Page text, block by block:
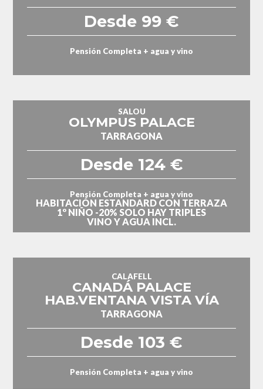
Desde 99 €
Pensión Completa + agua y vino
SALOU
OLYMPUS PALACE
TARRAGONA
Desde 124 €
Pensión Completa + agua y vino
HABITACIÓN ESTANDARD CON TERRAZA
1º NIÑO -20% SOLO HAY TRIPLES
VINO Y AGUA INCL.
CALAFELL
CANADÁ PALACE
HAB.VENTANA VISTA VÍA
TARRAGONA
Desde 103 €
Pensión Completa + agua y vino